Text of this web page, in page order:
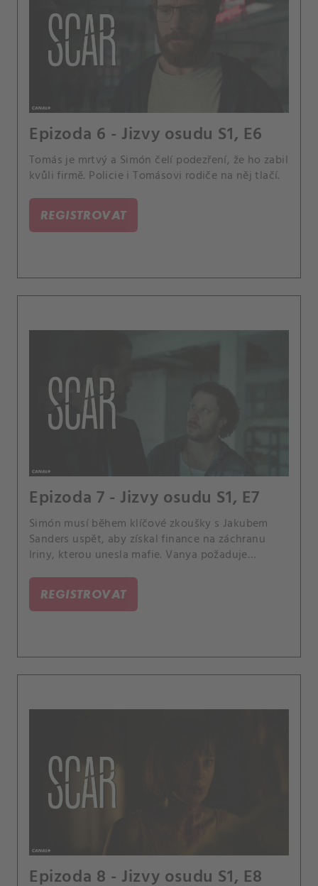
Epizoda 6 - Jizvy osudu S1, E6
Tomás je mrtvý a Simón čelí podezření, že ho zabil
kvůli firmě. Policie i Tomásovi rodiče na něj tlačí.
REGISTROVAT
Epizoda 7 - Jizvy osudu S1, E7
Simón musí během klíčové zkoušky s Jakubem
Sanders uspět, aby získal finance na záchranu
Iriny, kterou unesla mafie. Vanya požaduje
REGISTROVAT
Epizoda 8 - Jizvy osudu S1, E8